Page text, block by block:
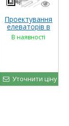
Проектування
елеваторів в
Україні
В наявності
Уточнити ціну